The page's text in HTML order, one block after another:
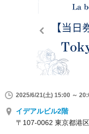
2025/6/21(土) 15:00 ～
イデアルビル2階
〒107-0062 東京都港